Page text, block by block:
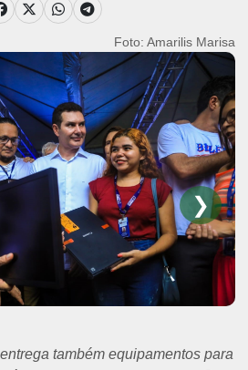
Foto: Amarilis Marisa
❯
também equipamentos para